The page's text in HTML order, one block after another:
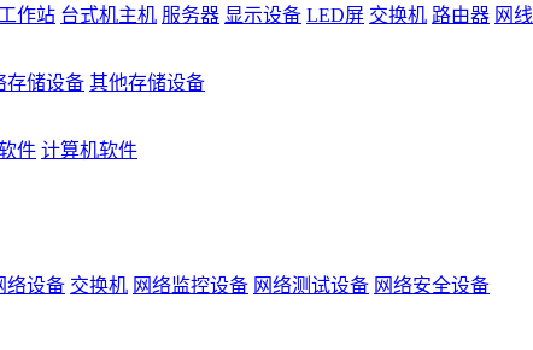
作站 台式机主机 服务器 显示设备 LED屏 交换机 路由器 网线
存储设备 其他存储设备
件 计算机软件
络设备 交换机 网络监控设备 网络测试设备 网络安全设备